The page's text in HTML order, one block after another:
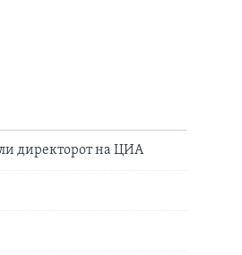
директорот на ЦИА